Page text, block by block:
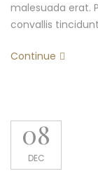
malesuada erat.
convallis
Continue
08
DEC